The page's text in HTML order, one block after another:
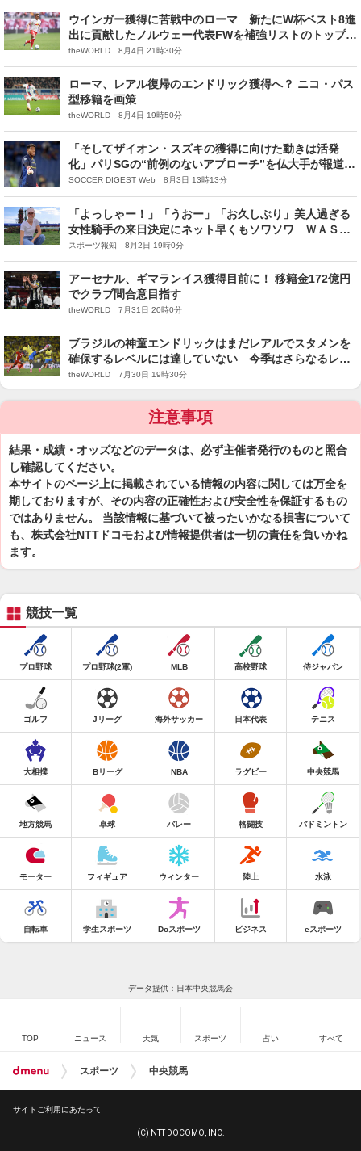
ウインガー獲得に苦戦中のローマ 新たにW杯ベスト8進
出に貢献したノルウェー代表FWを補強リストのトップ
に、100億円以上が必要か
theWORLD 8月4日 21時30分
ローマ、レアル復帰のエンドリック獲得へ？ ニコ・パス
型移籍を画策
theWORLD 8月4日 19時50分
「そしてザイオン・スズキの獲得に向けた動きは活発
化」パリSGの“前例のないアプローチ”を仏大手が報道
「収入と支出の差は間もなく均衡を取り戻す」
SOCCER DIGEST Web 8月3日 13時13分
「よっしゃー！」「うおー」「お久しぶり」美人過ぎる
女性騎手の来日決定にネット早くもソワソワ ＷＡＳＪ
のヴェロン騎手
スポーツ報知 8月2日 19時0分
アーセナル、ギマランイス獲得目前に！ 移籍金172億円
でクラブ間合意目指す
theWORLD 7月31日 20時0分
ブラジルの神童エンドリックはまだレアルでスタメンを
確保するレベルには達していない 今季はさらなるレン
タル移籍も
theWORLD 7月30日 19時30分
注意事項
結果・成績・オッズなどのデータは、必ず主催者発行のものと照合
し確認してください。
本サイトのページ上に掲載されている情報の内容に関しては万全を
期しておりますが、その内容の正確性および安全性を保証するもの
ではありません。 当該情報に基づいて被ったいかなる損害について
も、株式会社NTTドコモおよび情報提供者は一切の責任を負いかね
ます。
競技一覧
プロ野球 プロ野球(2軍) MLB 高校野球 侍ジャパン
ゴルフ Jリーグ 海外サッカー 日本代表 テニス
大相撲 Bリーグ NBA ラグビー 中央競馬
地方競馬 卓球 バレー 格闘技 バドミントン
モーター フィギュア ウィンター 陸上 水泳
自転車 学生スポーツ Doスポーツ ビジネス eスポーツ
データ提供：日本中央競馬会
TOP ニュース 天気 スポーツ 占い すべて
スポーツ 中央競馬
サイトご利用にあたって
(C) NTT DOCOMO, INC.